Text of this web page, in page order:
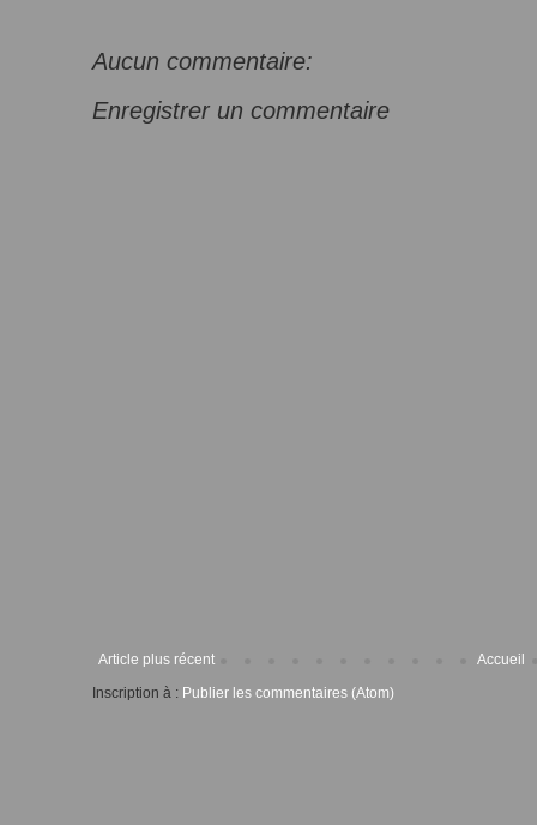
Aucun commentaire:
Enregistrer un commentaire
Article plus récent
Accueil
Inscription à : Publier les commentaires (Atom)